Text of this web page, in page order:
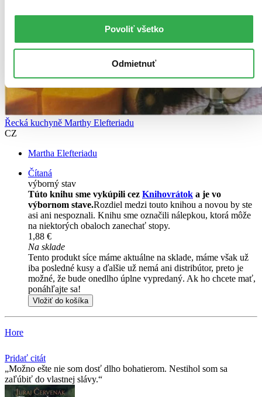
Povoliť všetko
Odmietnuť
Řecká kuchyně Marthy Elefteriadu
CZ
Martha Elefteriadu
Čítaná
výborný stav
Túto knihu sme vykúpili cez Knihovrátok a je vo
výbornom stave.Rozdiel medzi touto knihou a novou by ste
asi ani nespoznali. Knihu sme označili nálepkou, ktorá môže
na niektorých obaloch zanechať stopy.
1,88 €
Na sklade
Tento produkt síce máme aktuálne na sklade, máme však už
iba posledné kusy a ďalšie už nemá ani distribútor, preto je
možné, že bude onedlho úplne vypredaný. Ak ho chcete mať,
ponáhľajte sa!
Vložiť do košíka
Hore
Pridať citát
Možno ešte nie som dosť dlho bohatierom. Nestihol som sa
zaľúbiť do vlastnej slávy.